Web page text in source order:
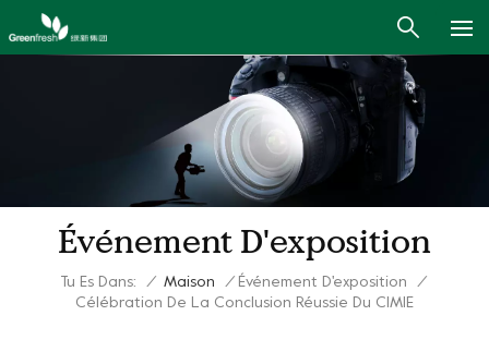
Événement D'exposition
Tu Es Dans: / Maison / Événement D'exposition
/
Célébration De La Conclusion Réussie Du CIMIE